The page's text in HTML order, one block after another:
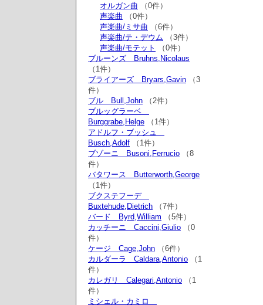
オルガン曲 （0件）
声楽曲 （0件）
声楽曲/ミサ曲 （6件）
声楽曲/テ・デウム （3件）
声楽曲/モテット
（0件）
ブルーンズ Bruhns,Nicolaus
（1件）
ブライアーズ Bryars,Gavin （3
件）
ブル Bull,John （2件）
ブルッグラーベ
Burggrabe,Helge （1件）
アドルフ・ブッシュ
Busch,Adolf （1件）
ブゾーニ Busoni,Ferrucio （8
件）
バタワース Butterworth,George
（1件）
ブクステフーデ
Buxtehude,Dietrich （7件）
バード Byrd,William （5件）
カッチーニ Caccini,Giulio （0
件）
ケージ Cage,John （6件）
カルダーラ Caldara,Antonio （1
件）
カレガリ Calegari,Antonio （1
件）
ミシェル・カミロ